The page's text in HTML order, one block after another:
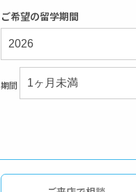
英語圏
ご希望の留学期間
期間